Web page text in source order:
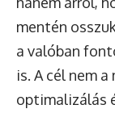
mentén
a valóban
is. A cél nem
optimalizálás